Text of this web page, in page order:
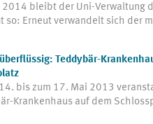
bleibt der Uni-Verwaltung
so: Erneut verwandelt sich der
Teddybär-
bis zum 17. Mai 2013
Krankenhaus auf dem